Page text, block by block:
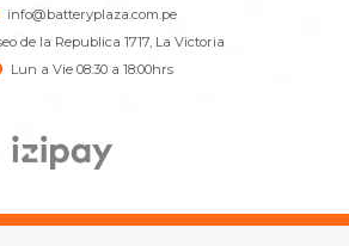
info@batteryplaza.com.pe
de la Republica 1717, La Victoria
Lun a Vie 08:30 a 18:00hrs
PLAZA © 2026